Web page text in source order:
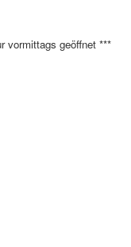
vormittags geöffnet ***